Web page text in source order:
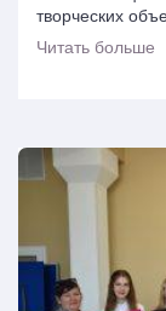
творческих
Читать больше